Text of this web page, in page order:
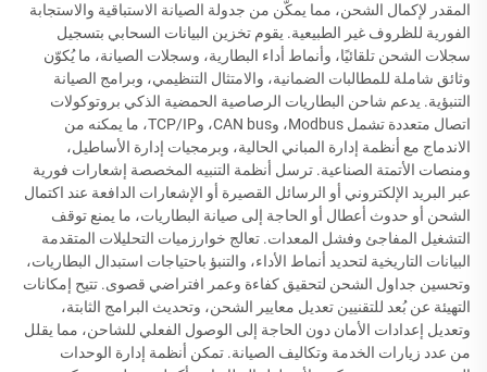
المقدر لإكمال الشحن، مما يمكّن من جدولة الصيانة الاستباقية والاستجابة
الفورية للظروف غير الطبيعية. يقوم تخزين البيانات السحابي بتسجيل
سجلات الشحن تلقائيًا، وأنماط أداء البطارية، وسجلات الصيانة، ما يُكوّن
وثائق شاملة للمطالبات الضمانية، والامتثال التنظيمي، وبرامج الصيانة
التنبؤية. يدعم شاحن البطاريات الرصاصية الحمضية الذكي بروتوكولات
اتصال متعددة تشمل Modbus، وCAN bus، وTCP/IP، ما يمكنه من
الاندماج مع أنظمة إدارة المباني الحالية، وبرمجيات إدارة الأساطيل،
ومنصات الأتمتة الصناعية. ترسل أنظمة التنبيه المخصصة إشعارات فورية
عبر البريد الإلكتروني أو الرسائل القصيرة أو الإشعارات الدافعة عند اكتمال
الشحن أو حدوث أعطال أو الحاجة إلى صيانة البطاريات، ما يمنع توقف
التشغيل المفاجئ وفشل المعدات. تعالج خوارزميات التحليلات المتقدمة
البيانات التاريخية لتحديد أنماط الأداء، والتنبؤ باحتياجات استبدال البطاريات،
وتحسين جداول الشحن لتحقيق كفاءة وعمر افتراضي قصوى. تتيح إمكانات
التهيئة عن بُعد للتقنيين تعديل معايير الشحن، وتحديث البرامج الثابتة،
وتعديل إعدادات الأمان دون الحاجة إلى الوصول الفعلي للشاحن، مما يقلل
من عدد زيارات الخدمة وتكاليف الصيانة. تمكن أنظمة إدارة الوحدات